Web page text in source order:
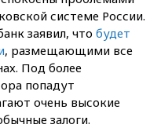
системе России.
заявил, что будет
, размещающими все
Под более
попадут
очень высокие
залоги.